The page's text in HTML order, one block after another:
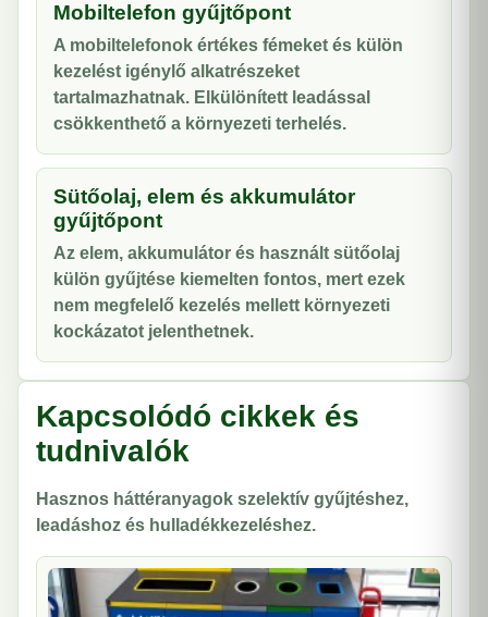
Mobiltelefon gyűjtőpont
A mobiltelefonok értékes fémeket és külön
kezelést igénylő alkatrészeket
tartalmazhatnak. Elkülönített leadással
csökkenthető a környezeti terhelés.
Sütőolaj, elem és akkumulátor
gyűjtőpont
Az elem, akkumulátor és használt sütőolaj
külön gyűjtése kiemelten fontos, mert ezek
nem megfelelő kezelés mellett környezeti
kockázatot jelenthetnek.
Kapcsolódó cikkek és
tudnivalók
Hasznos háttéranyagok szelektív gyűjtéshez,
leadáshoz és hulladékkezeléshez.